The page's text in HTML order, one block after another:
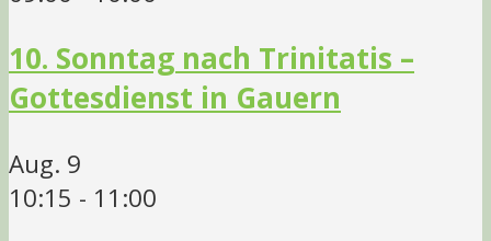
10. Sonntag nach Trinitatis –
Gottesdienst in Gauern
Aug. 9
10:15 - 11:00